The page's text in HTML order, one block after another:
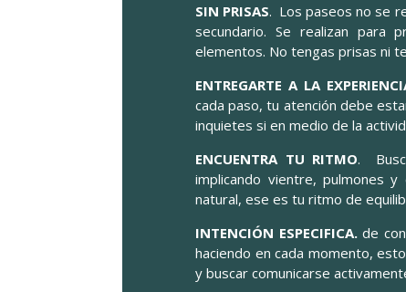
SIN PRISAS. Los paseos no se
secundario. Se realizan para
elementos. No tengas prisas ni
ENTREGARTE A LA
cada paso, tu atención debe
inquietes si en medio de la
ENCUENTRA TU RITMO.
implicando vientre, pulmones
natural, ese es tu ritmo de
INTENCIÓN ESPECIFICA.de
haciendo en cada momento,
y buscar comunicarse